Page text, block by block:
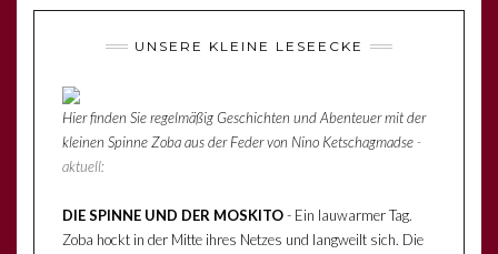
UNSERE KLEINE LESEECKE
Hier finden Sie regelmäßig Geschichten und Abenteuer mit der
kleinen Spinne Zoba aus der Feder von Nino Ketschagmadse-
aktuell:
DIE SPINNE UND DER MOSKITO- Ein lauwarmer Tag.
Zoba hockt in der Mitte ihres Netzes und langweilt sich. Die